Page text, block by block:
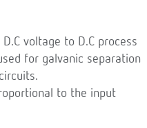
voltage to D.C process
for galvanic separation
to the input